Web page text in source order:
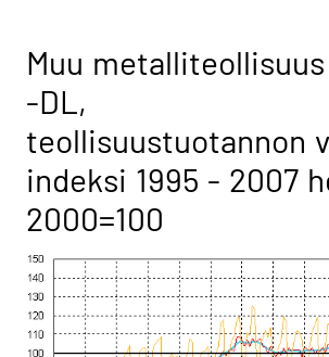
Muu
-DL,
teollisuustuotannon
indeksi 1995 - 2007
2000=100